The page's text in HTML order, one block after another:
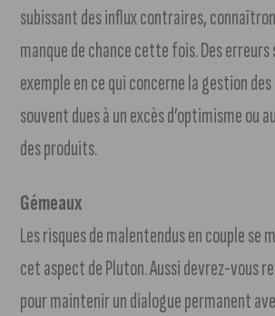
subissant des influx contraires,
manque de chance cette fois. Des
exemple en ce qui concerne la gestion
souvent dues à un excès d’optimisme ou
des produits.
Gémeaux
Les risques de malentendus en couple se
cet aspect de Pluton. Aussi devrez-vous
pour maintenir un dialogue permanent